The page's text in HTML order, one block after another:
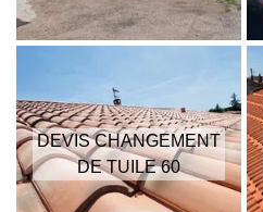
DEVIS CHANGEMENT
DE TUILE 60